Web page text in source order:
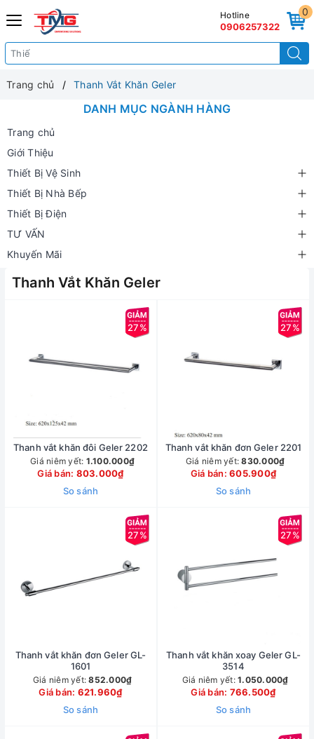
0
Hotline
0906257322
Trang chủ Thanh Vắt Khăn Geler
DANH MỤC NGÀNH HÀNG
Trang chủ
Giới Thiệu
Thiết Bị Vệ Sinh
Thiết Bị Nhà Bếp
Thiết Bị Điện
TƯ VẤN
Khuyến Mãi
Thanh Vắt Khăn Geler
27%
Thanh vắt khăn đôi Geler 2202
Giá niêm yết: 1.100.000₫
Giá bán: 803.000₫
So sánh
27%
Thanh vắt khăn đơn Geler 2201
Giá niêm yết:830.000₫
Giá bán:605.900₫
So sánh
27%
Thanh vắt khăn đơn Geler GL-
1601
Giá niêm yết:852.000₫
Giá bán: 621.960₫
So sánh
27%
Thanh vắt khăn xoay Geler GL-
3514
Giá niêm yết: 1.050.000₫
Giá bán: 766.500₫
So sánh